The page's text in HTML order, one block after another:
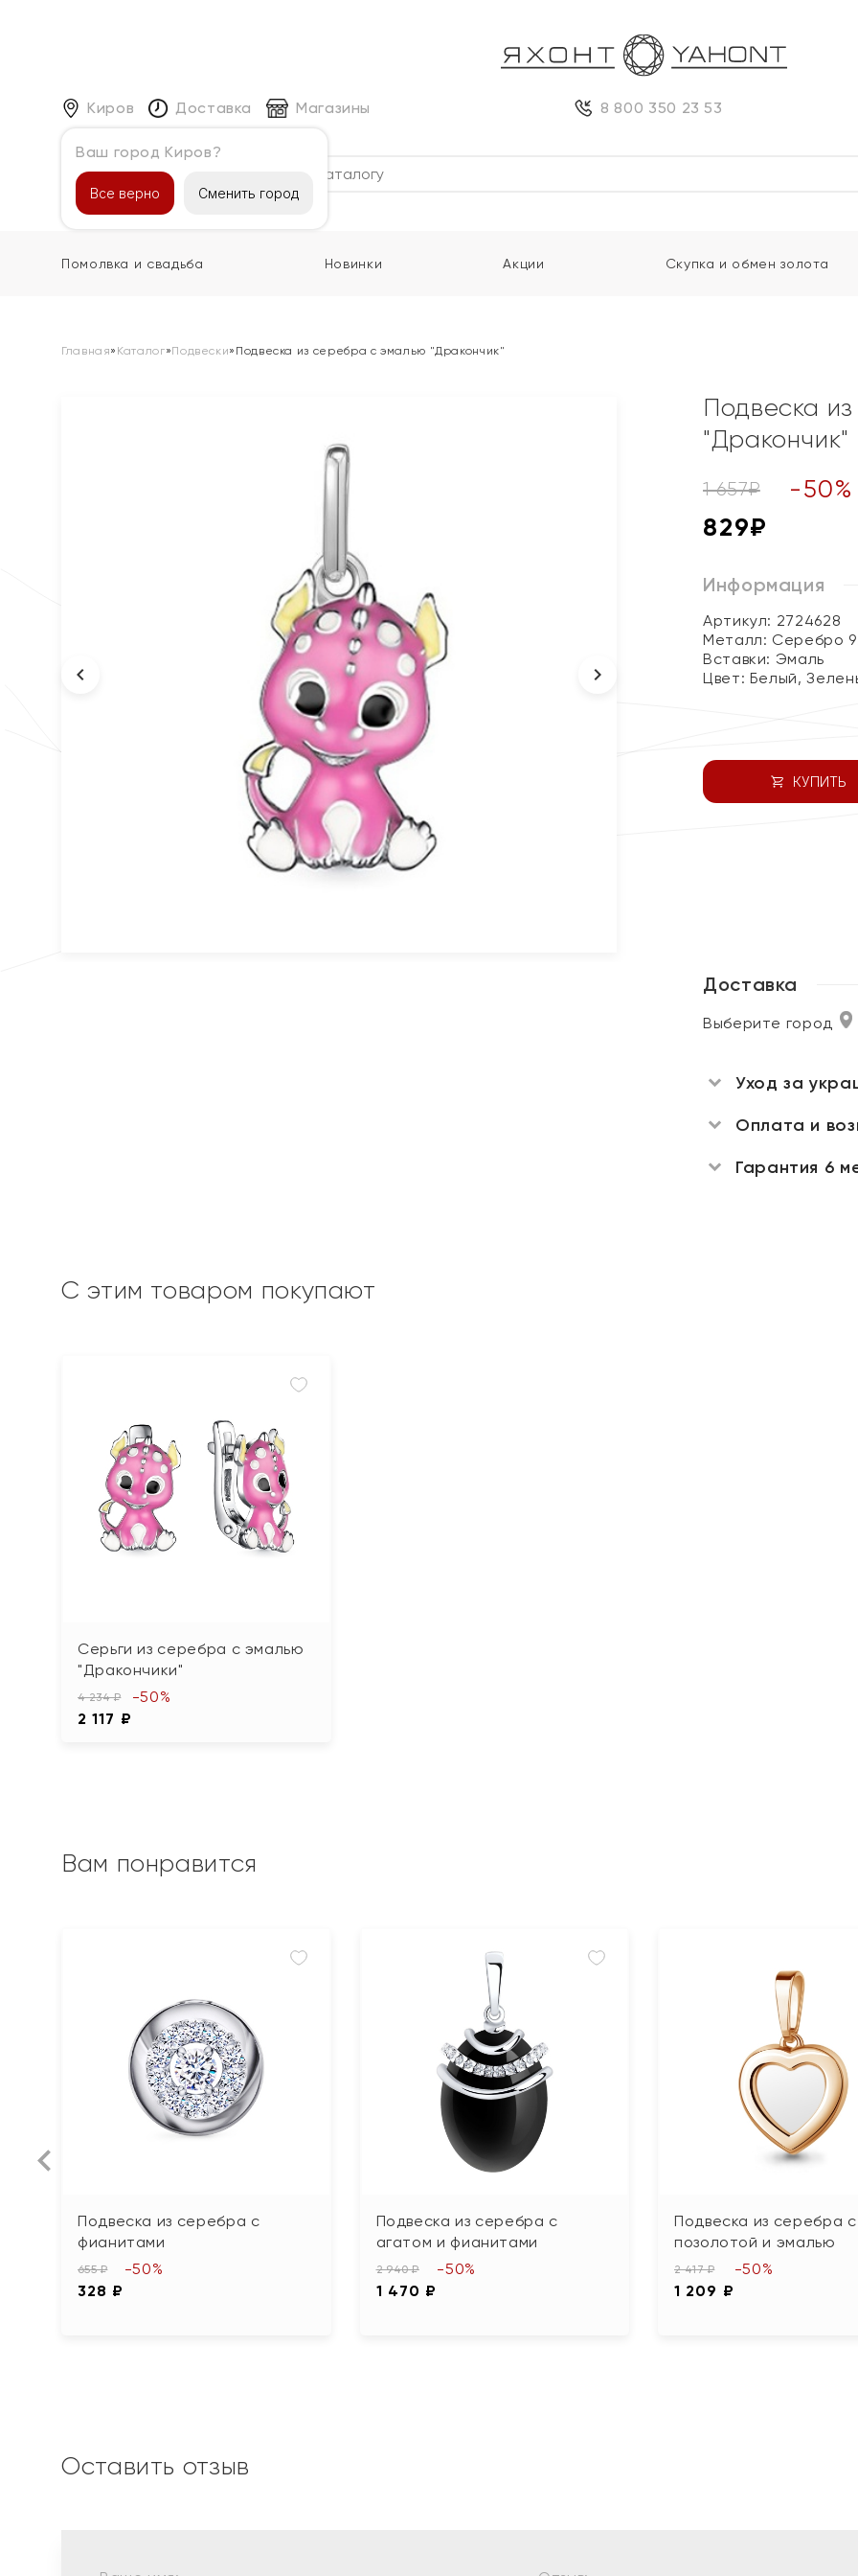
Киров
Ваш город Киров?
Все верно Сменить город
Доставка Магазины 8 800 350 23 53
Каталог
Помолвка и свадьба Новинки Акции Скупка и обмен золота
Главная» Каталог»Подвески» Подвеска из серебра с эмалью "Дракончик"
Подвеска
"Дракончик"
1 657₽ -50%
829₽
Информация
Артикул: 2724628
Металл: Серебро
Вставки: Эмаль
Цвет: Белый,
КУПИТЬ
Доставка
Выберите город
Уход за
Оплата и
Гарантия 6
С этим товаром покупают
Серьги из серебра с эмалью
"Дракончики"
4 234 ₽
2 117 ₽
-50%
Вам понравится
Подвеска из серебра с
фианитами
655 ₽
328 ₽
-50%
Подвеска из серебра с
агатом и фианитами
2 940 ₽
1 470 ₽
-50%
Подвеска из серебра с
позолотой и эмалью
2 417 ₽
1 209 ₽
-50%
Оставить отзыв